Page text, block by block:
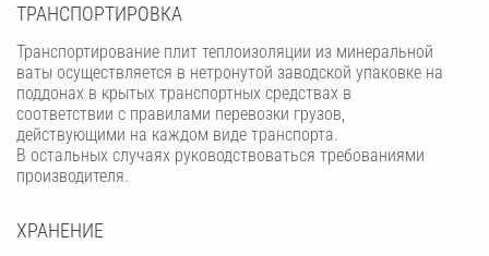
ТРАНСПОРТИРОВКА
Транспортирование плит теплоизоляции из минеральной
ваты осуществляется в нетронутой заводской упаковке на
поддонах в крытых транспортных средствах в
соответствии с правилами перевозки грузов,
действующими на каждом виде транспорта.
В остальных случаях руководствоваться требованиями
производителя.
ХРАНЕНИЕ